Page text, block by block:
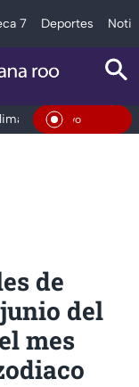
7 Deportes
Tráfico En Vivo
de
del
mes